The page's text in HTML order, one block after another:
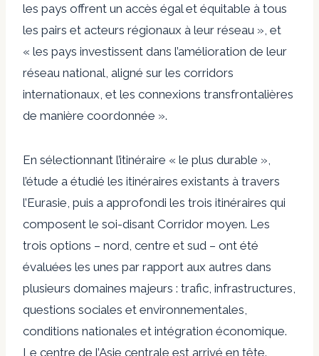
les pays offrent un accès égal et équitable à tous
les pairs et acteurs régionaux à leur réseau », et
« les pays investissent dans l’amélioration de leur
réseau national, aligné sur les corridors
internationaux, et les connexions transfrontalières
de manière coordonnée ».
En sélectionnant l’itinéraire « le plus durable »,
l’étude a étudié les itinéraires existants à travers
l’Eurasie, puis a approfondi les trois itinéraires qui
composent le soi-disant Corridor moyen. Les
trois options – nord, centre et sud – ont été
évaluées les unes par rapport aux autres dans
plusieurs domaines majeurs : trafic, infrastructures,
questions sociales et environnementales,
conditions nationales et intégration économique.
Le centre de l’Asie centrale est arrivé en tête.